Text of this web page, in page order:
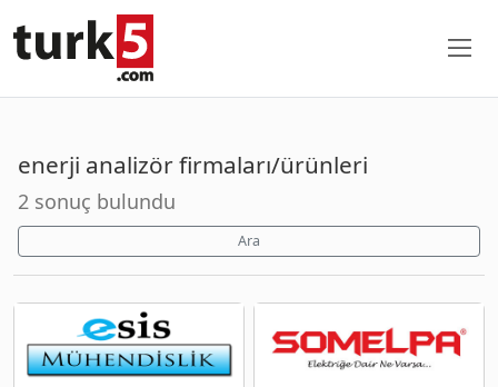
enerji analizör firmaları/ürünleri
2 sonuç bulundu
Ara